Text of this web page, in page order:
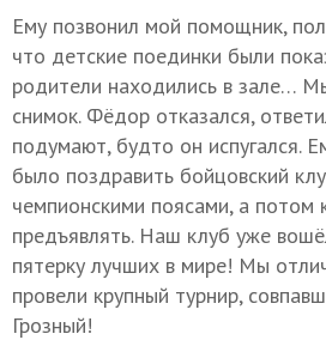
Ему позвонил мой помощник,
что детские поединки были
родители находились в зале…
снимок. Фёдор отказался,
подумают, будто он испугался.
было поздравить бойцовский
чемпионскими поясами, а потом
предъявлять. Наш клуб уже
пятерку лучших в мире! Мы
провели крупный турнир,
Грозный!